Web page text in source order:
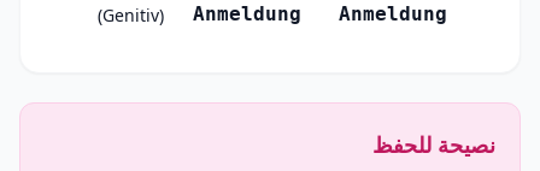
(Genitiv)
Anmeldung
Anmeldung
نصيحة للحفظ